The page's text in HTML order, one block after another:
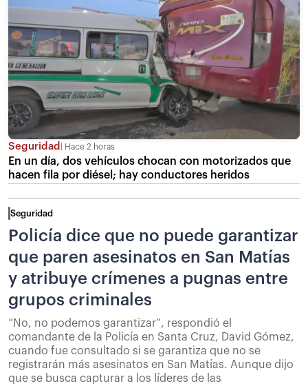
Seguridad Hace 2 horas
En un día, dos vehículos chocan con motorizados que
hacen fila por diésel; hay conductores heridos
Seguridad
Policía dice que no puede garantizar
que paren asesinatos en San Matías
y atribuye crímenes a pugnas entre
grupos criminales
“No, no podemos garantizar”, respondió el
comandante de la Policía en Santa Cruz, David Gómez,
cuando fue consultado si se garantiza que no se
registrarán más asesinatos en San Matías. Aunque dijo
que se busca capturar a los líderes de las